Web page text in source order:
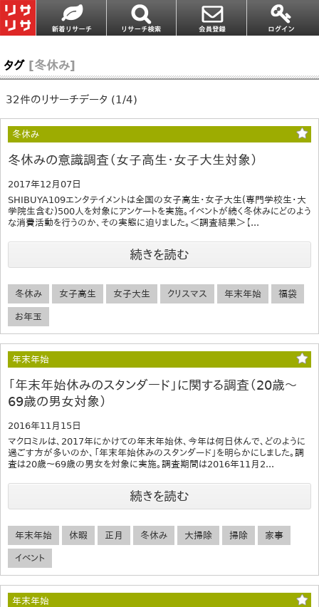
タグ [冬休み]
32件のリサーチデータ (1/4)
冬休み
冬休みの意識調査（女子高生・女子大生対象）
2017年12月07日
SHIBUYA109エンタテイメントは全国の女子高生・女子大生(専門学校生・大
学院生含む)500人を対象にアンケートを実施。イベントが続く冬休みにどのよう
な消費活動を行うのか、その実態に迫りました。＜調査結果＞【...
続きを読む
冬休み 女子高生 女子大生 クリスマス 年末年始 福袋
お年玉
年末年始
「年末年始休みのスタンダード」に関する調査（20歳～
69歳の男女対象）
2016年11月15日
マクロミルは、2017年にかけての年末年始休、今年は何日休んで、どのように
過ごす方が多いのか、「年末年始休みのスタンダード」を明らかにしました。調
査は20歳～69歳の男女を対象に実施。調査期間は2016年11月2...
続きを読む
年末年始 休暇 正月 冬休み 大掃除 掃除 家事
イベント
年末年始